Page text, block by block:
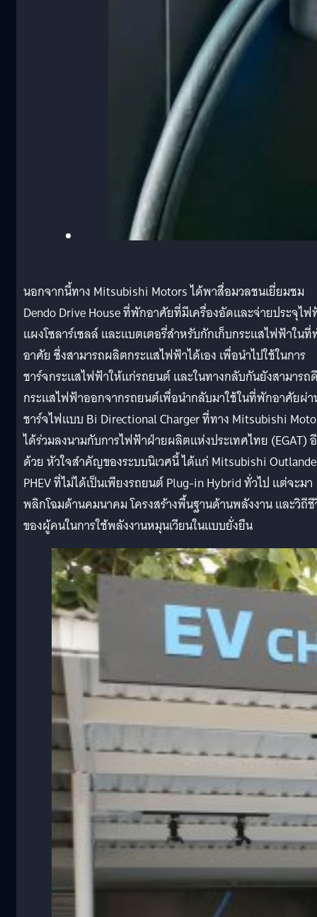
นอกจากนี้ทาง Mitsubishi Motors ได้พาสื่อมวลชนเยี่ยมชม
Dendo Drive House ที่พักอาศัยที่มีเครื่องอัดและจ่ายประจุไฟ
แผงโซลาร์เซลล์ และแบตเตอรี่สำหรับกักเก็บกระแสไฟฟ้าใน
อาศัย ซึ่งสามารถผลิตกระแสไฟฟ้าได้เอง เพื่อนำไปใช้ในการ
ชาร์จกระแสไฟฟ้าให้แก่รถยนต์ และในทางกลับกันยังสามารถ
กระแสไฟฟ้าออกจากรถยนต์เพื่อนำกลับมาใช้ในที่พักอาศัยผ่
ชาร์จไฟแบบ Bi Directional Charger ที่ทาง Mitsubishi
ได้ร่วมลงนามกับการไฟฟ้าฝ่ายผลิตแห่งประเทศไทย (EGAT)
ด้วย หัวใจสำคัญของระบบนิเวศนี้ ได้แก่ Mitsubishi
PHEV ที่ไม่ได้เป็นเพียงรถยนต์ Plug-in Hybrid ทั่วไป แต่จะมา
พลิกโฉมด้านคมนาคม โครงสร้างพื้นฐานด้านพลังงาน และวิถี
ของผู้คนในการใช้พลังงานหมุนเวียนในแบบยั่งยืน